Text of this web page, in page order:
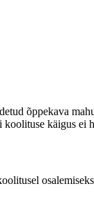
õppekava
käigus